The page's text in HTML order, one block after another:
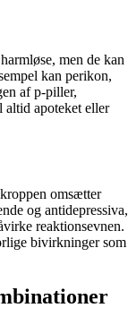
men de kan
kan perikon,
af p-piller,
altid apoteket eller
omsætter
og antidepressiva,
reaktionsevnen.
bivirkninger som